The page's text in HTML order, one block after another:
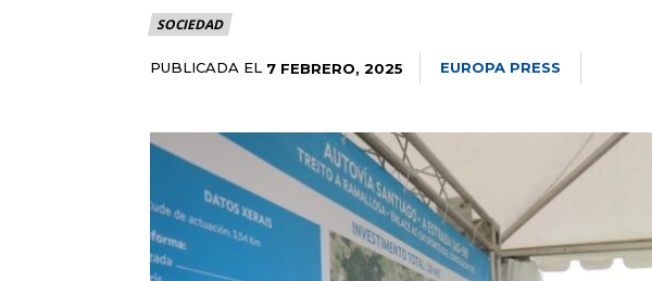
SOCIEDAD
PUBLICADA EL 7 FEBRERO, 2025 EUROPA PRESS